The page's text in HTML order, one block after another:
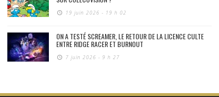
19 juin 2026 - 19 h 02
ON A TESTÉ SCREAMER, LE RETOUR DE LA LICENCE CULTE
ENTRE RIDGE RACER ET BURNOUT
7 juin 2026 - 9 h 27